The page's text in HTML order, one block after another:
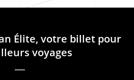
Élite, votre billet pour
voyages